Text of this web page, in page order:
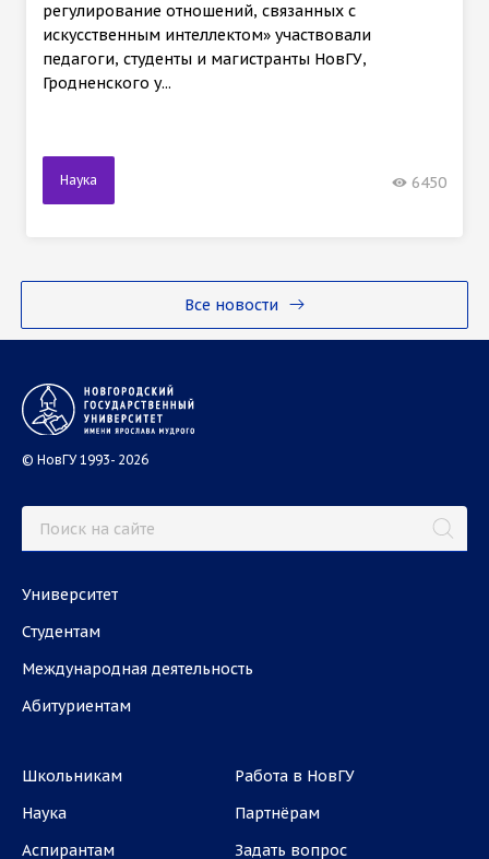
Все новости
регулирование отношений, связанных с
искусственным интеллектом» участвовали
педагоги, студенты и магистранты НовГУ,
Гродненского у...
Наука 6450
© НовГУ 1993- 2026
Университет
Студентам
Международная деятельность
Абитуриентам
Школьникам
Наука
Аспирантам
Работа в НовГУ
Партнёрам
Задать вопрос